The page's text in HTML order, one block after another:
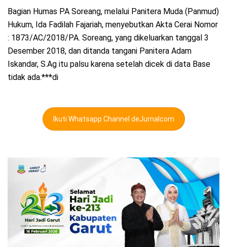
Bagian Humas PA Soreang, melalui Panitera Muda (Panmud)
Hukum, Ida Fadilah Fajariah, menyebutkan Akta Cerai Nomor
: 1873/AC/2018/PA. Soreang, yang dikeluarkan tanggal 3
Desember 2018, dan ditanda tangani Panitera Adam
Iskandar, S.Ag itu palsu karena setelah dicek di data Base
tidak ada.***di
Ikuti Whatsapp Channel deJurnalcom